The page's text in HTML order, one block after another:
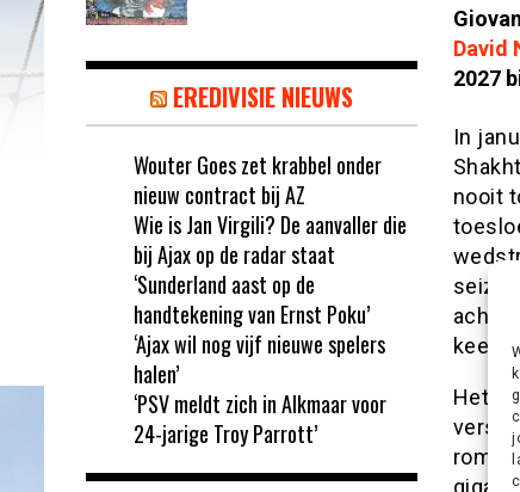
David
2027
In
nooit
keer
Het
EREDIVISIE NIEUWS
Wouter Goes zet krabbel onder
nieuw contract bij AZ
Wie is Jan Virgili? De aanvaller die
bij Ajax op de radar staat
‘Sunderland aast op de
handtekening van Ernst Poku’
‘Ajax wil nog vijf nieuwe spelers
halen’
‘PSV meldt zich in Alkmaar voor
24-jarige Troy Parrott’